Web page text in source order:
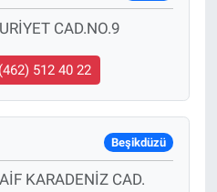
CAD.NO.9
512 40 22
Beşikdüzü
KARADENİZ CAD.